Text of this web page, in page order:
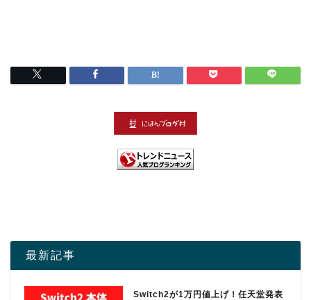
最新記事
Switch2が1万円値上げ！任天堂発表